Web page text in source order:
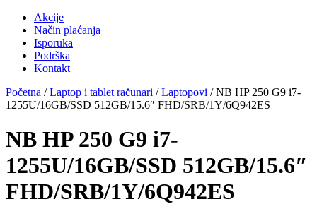
Akcije
Način plaćanja
Isporuka
Podrška
Kontakt
Početna /Laptop i tablet računari /Laptopovi / NB HP 250 G9 i7-
1255U/16GB/SSD 512GB/15.6″ FHD/SRB/1Y/6Q942ES
NB HP 250 G9 i7-
1255U/16GB/SSD 512GB/15.6″
FHD/SRB/1Y/6Q942ES